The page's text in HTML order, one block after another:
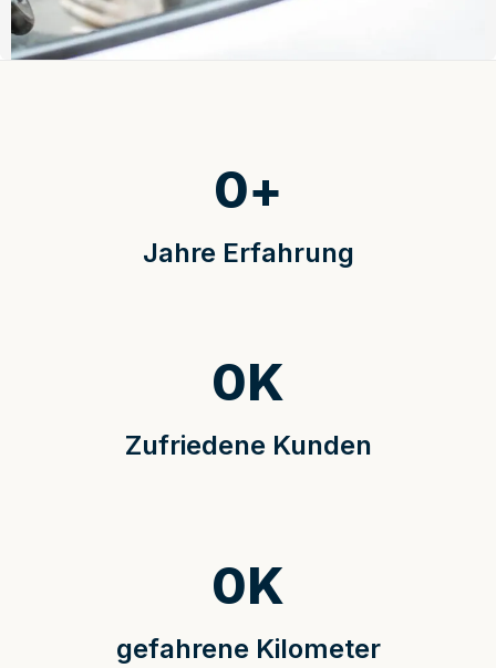
Jahre Erfahrung
0+
Zufriedene Kunden
0K
gefahrene Kilometer
0K